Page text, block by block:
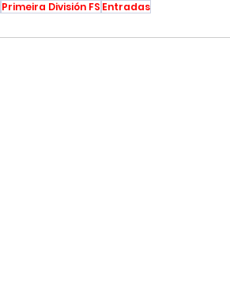
Primeira División FS Entradas